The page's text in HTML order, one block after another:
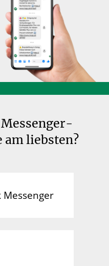
am liebsten?
Messenger